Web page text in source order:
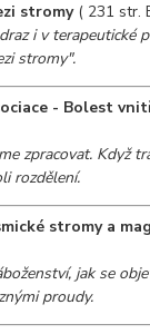
stromy( 231 str.
i v terapeutické
stromy".
- Bolest
zpracovat. Když
rozdělení.
stromy a
jak se
proudy.